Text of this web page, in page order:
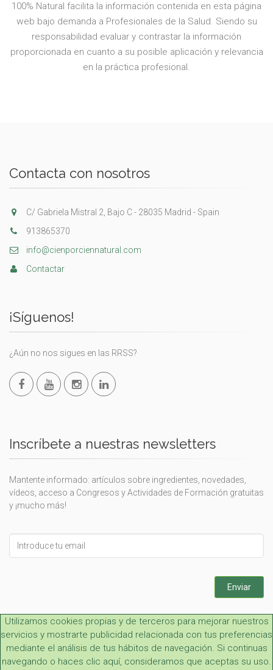
100% Natural facilita la información contenida en esta página
web bajo demanda a Profesionales de la Salud. Siendo su
responsabilidad evaluar y contrastar la información
proporcionada en cuanto a su posible aplicación y relevancia
en la práctica profesional.
Contacta con nosotros
C/ Gabriela Mistral 2, Bajo C - 28035 Madrid - Spain
913865370
info@cienporciennatural.com
Contactar
¡Síguenos!
¿Aún no nos sigues en las RRSS?
Inscríbete a nuestras newsletters
Mantente informado: artículos sobre ingredientes, novedades,
vídeos, acceso a Congresos y Actividades de Formación gratuitas
y ¡mucho más!
this
field
Enviar
Utilizamos cookies propias y de terceros para mejorar nuestros
servicios y mostrarte publicidad relacionada con tus preferencias
mediante el análisis de tus hábitos de navegación. Si continuas
navegando o haces clic aquí, consideramos que aceptas su uso.